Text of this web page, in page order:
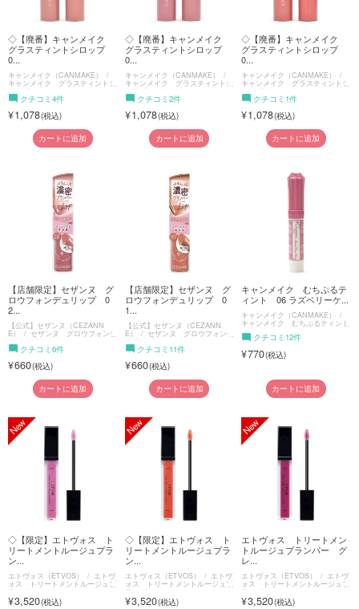
◇【廃番】キャンメイク
グラスティントシロップ
0...
キャンメイク（CANMAKE）
キャンメイク グラスティントシ
ロップ
クチコミ4件
1,078
カートに追加
◇【廃番】キャンメイク
グラスティントシロップ
0...
キャンメイク（CANMAKE）
キャンメイク グラスティントシ
ロップ
クチコミ2件
1,078
カートに追加
◇【廃番】キャンメイク
グラスティントシロップ
0...
キャンメイク（CANMAKE）
キャンメイク グラスティントシ
ロップ
クチコミ1件
1,078
カートに追加
【店舗限定】セザンヌ グ
ロウフォンデュリップ 0
2...
【公式】セザンヌ（CEZANN
E） セザンヌ グロウフォンデ
ュリップ
クチコミ6件
660
カートに追加
【店舗限定】セザンヌ グ
ロウフォンデュリップ 0
1...
【公式】セザンヌ（CEZANN
E） セザンヌ グロウフォンデ
ュリップ
クチコミ11件
660
カートに追加
キャンメイク むちぷるテ
ィント 06 ラズベリーケ...
キャンメイク（CANMAKE）
キャンメイク むちぷるティント
クチコミ12件
770
カートに追加
◇【限定】エトヴォス ト
リートメントルージュプラ
ン...
エトヴォス（ETVOS） エトヴ
ォス トリートメントルージュプ
ランパー
3,520
◇【限定】エトヴォス ト
リートメントルージュプラ
ン...
エトヴォス（ETVOS） エトヴ
ォス トリートメントルージュプ
ランパー
3,520
エトヴォス トリートメン
トルージュプランパー グ
レ...
エトヴォス（ETVOS） エトヴ
ォス トリートメントルージュプ
ランパー
3,520